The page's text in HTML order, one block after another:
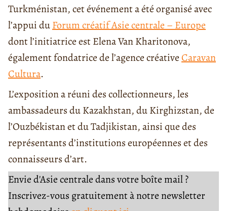
Turkménistan, cet événement a été organisé avec
l’appui duForum créatif Asie centrale – Europe
dont l’initiatrice est Elena Van Kharitonova,
également fondatrice de l’agence créativeCaravan
Cultura.
L’exposition a réuni des collectionneurs, les
ambassadeurs du Kazakhstan, du Kirghizstan, de
l’Ouzbékistan et du Tadjikistan, ainsi que des
représentants d’institutions européennes et des
connaisseurs d’art.
Envie d'Asie centrale dans votre boîte mail ?
Inscrivez-vous gratuitement à notre newsletter